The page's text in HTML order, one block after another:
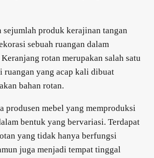
sejumlah produk kerajinan tangan
sebuah ruangan dalam
rotan merupakan salah satu
ruangan yang acap kali dibuat
bahan rotan.
produsen mebel yang memproduksi
bentuk yang bervariasi. Terdapat
yang tidak hanya berfungsi
juga menjadi tempat tinggal